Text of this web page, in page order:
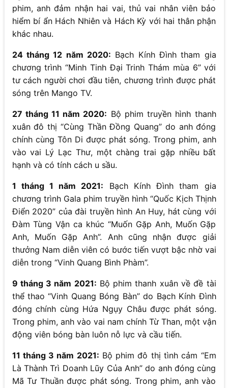
phim, anh đảm nhận hai vai, thủ vai nhân viên bảo
hiểm bí ẩn Hách Nhiên và Hách Kỳ với hai thân phận
khác nhau.
24 tháng 12 năm 2020: Bạch Kính Đình tham gia
chương trình “Minh Tinh Đại Trinh Thám mùa 6” với
tư cách người chơi đầu tiên, chương trình được phát
sóng trên Mango TV.
27 tháng 11 năm 2020: Bộ phim truyền hình thanh
xuân đô thị “Cùng Thần Đồng Quang” do anh đóng
chính cùng Tôn Di được phát sóng. Trong phim, anh
vào vai Lý Lạc Thư, một chàng trai gặp nhiều bất
hạnh và có tính cách u sầu.
1 tháng 1 năm 2021: Bạch Kính Đình tham gia
chương trình Gala phim truyền hình “Quốc Kịch Thịnh
Điển 2020” của đài truyền hình An Huy, hát cùng với
Đàm Tùng Vận ca khúc “Muốn Gặp Anh, Muốn Gặp
Anh, Muốn Gặp Anh”. Anh cũng nhận được giải
thưởng Nam diễn viên có bước tiến vượt bậc nhờ vai
diễn trong “Vinh Quang Bình Phàm”.
9 tháng 3 năm 2021: Bộ phim thanh xuân về đề tài
thể thao “Vinh Quang Bóng Bàn” do Bạch Kính Đình
đóng chính cùng Hứa Ngụy Châu được phát sóng.
Trong phim, anh vào vai nam chính Từ Than, một vận
động viên bóng bàn luôn nỗ lực và cầu tiến.
11 tháng 3 năm 2021: Bộ phim đô thị tình cảm “Em
Là Thành Trì Doanh Lũy Của Anh” do anh đóng cùng
Mã Tư Thuần được phát sóng. Trong phim, anh vào